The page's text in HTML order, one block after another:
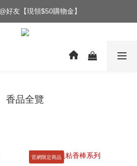
好友【現領$50購物金】
香品全覽
官網限定商品